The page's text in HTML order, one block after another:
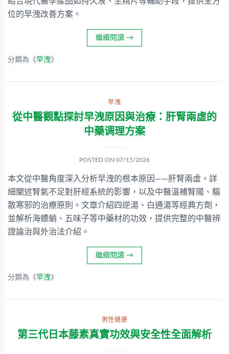
位的早洩改善方案。
繼續閱讀 →
分類為《早洩》
早洩
從中醫觀點探討早洩原因與治療：肝腎兩虛的
中藥调理方案
POSTED ON 07/15/2026
本文從中醫角度深入分析早洩的根本原因——肝腎兩虛，詳
細闡述腎氣不足對肝經系統的影響，以及中醫溫補腎陽、驅
散寒邪的治療原則。文章介紹四逆湯、白通湯等經典方劑，
並解析海螵蛸、五味子等中藥材的功效，提供完整的中醫辨
證論治與外治法介紹。
繼續閱讀 →
分類為《早洩》
男性健康
第三代日本藤素真實功效與安全性全面解析